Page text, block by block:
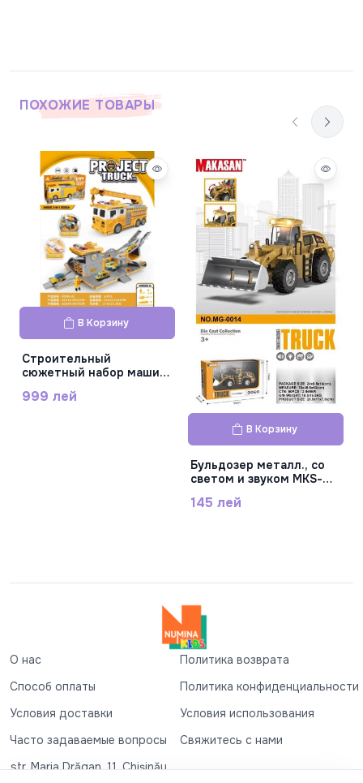
ПОХОЖИЕ ТОВАРЫ
В Корзину
Строительный
сюжетный набор машин
батарейка в комплекте,
999 лей
В Корзину
Бульдозер металл., со
светом и звуком MKS-
145 лей
О нас
Политика возврата
Способ оплаты
Политика конфиденциальности
Условия доставки
Условия использования
Часто задаваемые вопросы
Свяжитесь с нами
str. Maria Drăgan, 11, Chișinău